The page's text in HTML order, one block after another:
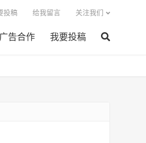
广告合作 我要投稿
投稿 给我留言 关注我们